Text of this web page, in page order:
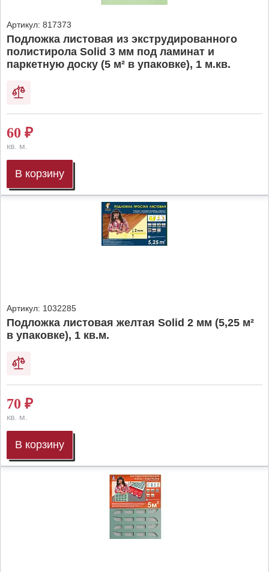
Артикул: 817373
Подложка листовая из экструдированного
полистирола Solid 3 мм под ламинат и
паркетную доску (5 м² в упаковке), 1 м.кв.
60 ₽
кв. м.
В корзину
Артикул: 1032285
Подложка листовая желтая Solid 2 мм (5,25 м²
в упаковке), 1 кв.м.
70 ₽
кв. м.
В корзину